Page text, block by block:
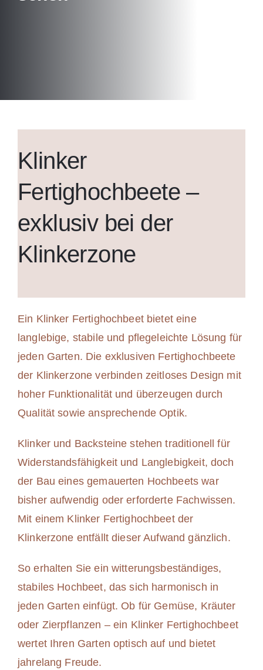
Klinker
Fertighochbeete –
exklusiv bei der
Klinkerzone
Ein Klinker Fertighochbeet bietet eine
langlebige, stabile und pflegeleichte Lösung für
jeden Garten. Die exklusiven Fertighochbeete
der Klinkerzone verbinden zeitloses Design mit
hoher Funktionalität und überzeugen durch
Qualität sowie ansprechende Optik.
Klinker und Backsteine stehen traditionell für
Widerstandsfähigkeit und Langlebigkeit, doch
der Bau eines gemauerten Hochbeets war
bisher aufwendig oder erforderte Fachwissen.
Mit einem Klinker Fertighochbeet der
Klinkerzone entfällt dieser Aufwand gänzlich.
So erhalten Sie ein witterungsbeständiges,
stabiles Hochbeet, das sich harmonisch in
jeden Garten einfügt. Ob für Gemüse, Kräuter
oder Zierpflanzen – ein Klinker Fertighochbeet
wertet Ihren Garten optisch auf und bietet
jahrelang Freude.